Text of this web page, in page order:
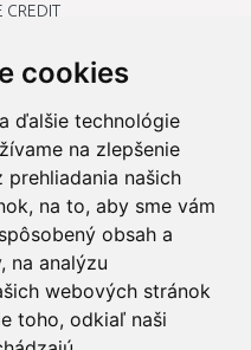
cookies
ďalšie technológie
na zlepšenie
našich
na to, aby sme vám
obsah a
na analýzu
webových stránok
toho, odkiaľ naši
CREDIT
BATÉRIU